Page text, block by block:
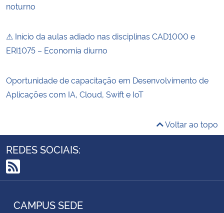
noturno
⚠ Início da aulas adiado nas disciplinas CAD1000 e
ERI1075 – Economia diurno
Oportunidade de capacitação em Desenvolvimento de
Aplicações com IA, Cloud, Swift e IoT
Voltar ao topo
REDES SOCIAIS:
RSS
CAMPUS SEDE